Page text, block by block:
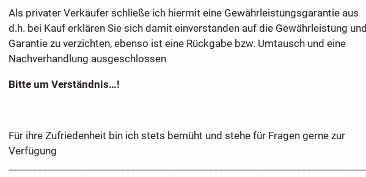
Als privater Verkäufer schließe ich hiermit eine Gewährleistungsgarantie aus
d.h. bei Kauf erklären Sie sich damit einverstanden auf die Gewährleistung und
Garantie zu verzichten, ebenso ist eine Rückgabe bzw. Umtausch und eine
Nachverhandlung ausgeschlossen
Bitte um Verständnis…!
Für ihre Zufriedenheit bin ich stets bemüht und stehe für Fragen gerne zur
Verfügung